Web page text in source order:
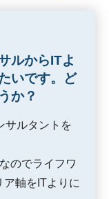
ルからITよ
いです。ど
か？
サルタントを
のでライフワ
軸をITよりに